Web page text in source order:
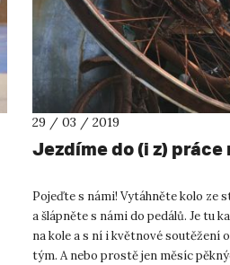
29 / 03 / 2019
Jezdíme do (i z) práce
Pojeďte s námi! Vytáhněte kolo ze
a šlápněte s námi do pedálů. Je tu
na kole a s ní i květnové soutěžení
tým. A nebo prostě jen měsíc